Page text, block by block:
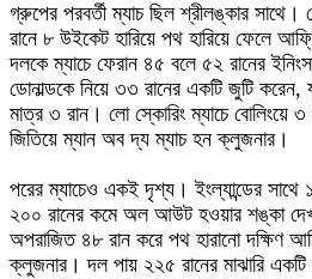
গ্রুপের পরবর্তী ম্যাচ ছিল শ্রীলঙ্কার সাথে।
রানে ৮ উইকেট হারিয়ে পথ হারিয়ে ফেলে
দলকে ম্যাচে ফেরান ৪৫ বলে ৫২ রানের
ডোনাল্ডকে নিয়ে ৩৩ রানের একটি জুটি করেন,
মাত্র ৩ রান। লো স্কোরিং ম্যাচে বোলিংয়ে
জিতিয়ে ম্যান অব দ্য ম্যাচ হন ক্লুজনার।
পরের ম্যাচেও একই দৃশ্য। ইংল্যান্ডের সাথে
২০০ রানের কমে অল আউট হওয়ার শঙ্কা
অপরাজিত ৪৮ রান করে পথ হারানো দক্ষিণ
ক্লুজনার। দল পায় ২২৫ রানের মাঝারি